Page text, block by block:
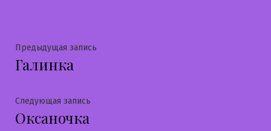
Навигация
по
записям
Предыдущая запись
Галинка
Следующая запись
Оксаночка